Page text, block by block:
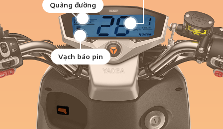
Quãng đường
Vạch báo pin